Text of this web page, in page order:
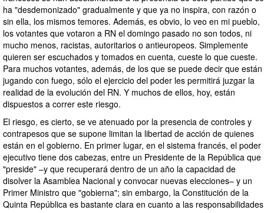
ha "desdemonizado" gradualmente y que ya no inspira, con razón o
sin ella, los mismos temores. Además, es obvio, lo veo en mi pueblo,
los votantes que votaron a RN el domingo pasado no son todos, ni
mucho menos, racistas, autoritarios o antieuropeos. Simplemente
quieren ser escuchados y tomados en cuenta, cueste lo que cueste.
Para muchos votantes, además, de los que se puede decir que están
jugando con fuego, sólo el ejercicio del poder les permitirá juzgar la
realidad de la evolución del RN. Y muchos de ellos, hoy, están
dispuestos a correr este riesgo.
El riesgo, es cierto, se ve atenuado por la presencia de controles y
contrapesos que se supone limitan la libertad de acción de quienes
están en el gobierno. En primer lugar, en el sistema francés, el poder
ejecutivo tiene dos cabezas, entre un Presidente de la República que
"preside" –y que recuperará dentro de un año la capacidad de
disolver la Asamblea Nacional y convocar nuevas elecciones– y un
Primer Ministro que "gobierna"; sin embargo, la Constitución de la
Quinta República es bastante clara en cuanto a las responsabilidades